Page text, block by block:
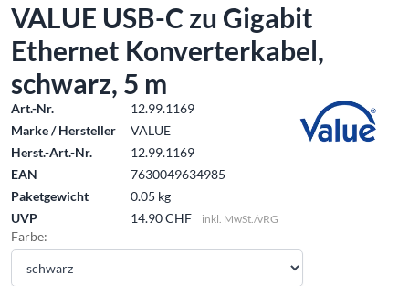
VALUE USB-C zu Gigabit
Ethernet Konverterkabel,
schwarz, 5 m
Art.-Nr.
12.99.1169
Marke / Hersteller
VALUE
Herst.-Art.-Nr.
12.99.1169
EAN
7630049634985
Paketgewicht
0.05 kg
UVP
14.90 CHF inkl. MwSt./vRG
Farbe: